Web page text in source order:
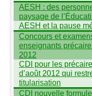
AESH : des
paysage de
AESH et la pause
Concours et
enseignants
2012
CDI pour les
d’août 2012 qui
titularisation
CDI nouvelle